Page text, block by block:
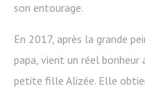
son entourage.
En 2017, après la grande
papa, vient un réel bonheur
petite fille Alizée. Elle